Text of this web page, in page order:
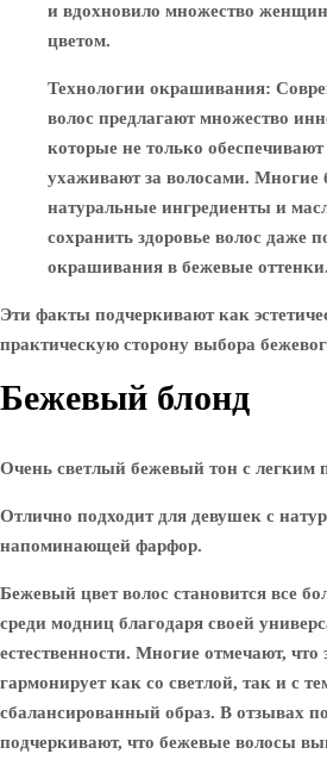
и вдохновило множество
цветом.
Технологии окрашивания:
волос предлагают множество
которые не только
ухаживают за волосами. Многие
натуральные ингредиенты и
сохранить здоровье волос даже
окрашивания в бежевые оттенки.
Эти факты подчеркивают как
практическую сторону выбора
Бежевый блонд
Очень светлый бежевый тон с легким
Отлично подходит для девушек с
напоминающей фарфор.
Бежевый цвет волос становится все
среди модниц благодаря своей
естественности. Многие отмечают, что
гармонирует как со светлой, так и с
сбалансированный образ. В отзывах
подчеркивают, что бежевые волосы